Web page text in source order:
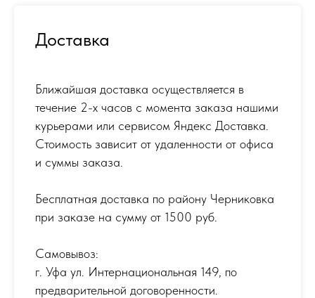
Доставка
Ближайшая доставка осуществляется в
течение 2-х часов с момента заказа нашими
курьерами или сервисом Яндекс Доставка.
Стоимость зависит от удаленности от офиса
и суммы заказа.
Бесплатная доставка по району Черниковка
при заказе на сумму от 1500 руб.
Самовывоз:
г. Уфа ул. Интернациональная 149, по
предварительной договоренности.